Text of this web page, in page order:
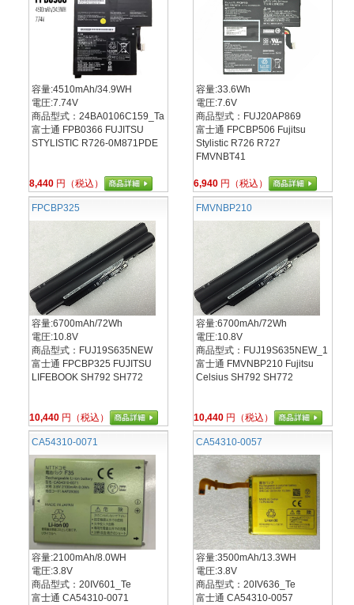
容量:4510mAh/34.9WH
電圧:7.74V
商品型式：24BA0106C159_Ta
富士通 FPB0366 FUJITSU
STYLISTIC R726-0M871PDE
8,440 円（税込）
容量:33.6Wh
電圧:7.6V
商品型式：FUJ20AP869
富士通 FPCBP506 Fujitsu
Stylistic R726 R727
FMVNBT41
6,940 円（税込）
FPCBP325
容量:6700mAh/72Wh
電圧:10.8V
商品型式：FUJ19S635NEW
富士通 FPCBP325 FUJITSU
LIFEBOOK SH792 SH772
10,440 円（税込）
FMVNBP210
容量:6700mAh/72Wh
電圧:10.8V
商品型式：FUJ19S635NEW_1
富士通 FMVNBP210 Fujitsu
Celsius SH792 SH772
10,440 円（税込）
CA54310-0071
容量:2100mAh/8.0WH
電圧:3.8V
商品型式：20IV601_Te
富士通 CA54310-0071
CA54310-0057
容量:3500mAh/13.3WH
電圧:3.8V
商品型式：20IV636_Te
富士通 CA54310-0057